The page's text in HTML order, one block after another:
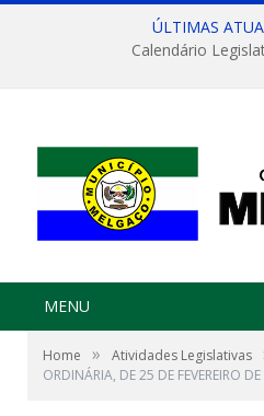
ÚLTIMAS
Calendário
MENU
Home » Atividades Legislativas
ORDINÁRIA, DE 25 DE FEVEREIRO